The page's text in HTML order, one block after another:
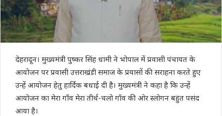
देहरादून। मुख्यमंत्री पुष्कर सिंह धामी ने भोपाल में प्रवासी पंचायत के
आयोजन पर प्रवासी उत्तराखंडी समाज के प्रयासों की सराहना करते हुए
उन्हें आयोजन हेतु हार्दिक बधाई दी है। मुख्यमंत्री ने कहा है कि उन्हें
आयोजन का मेरा गाँव मेरा तीर्थ-चलो गाँव की ओर स्लोगन बहुत पसंद
आया है।